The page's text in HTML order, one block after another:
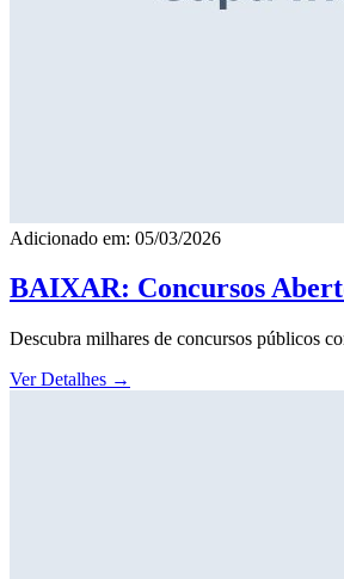
Adicionado em: 05/03/2026
BAIXAR: Concursos
Descubra milhares de concursos públicos
Ver Detalhes →